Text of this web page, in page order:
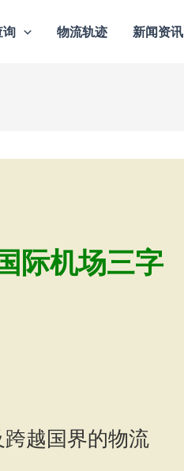
询 物流轨迹 新闻资讯
际机场三字
越国界的物流